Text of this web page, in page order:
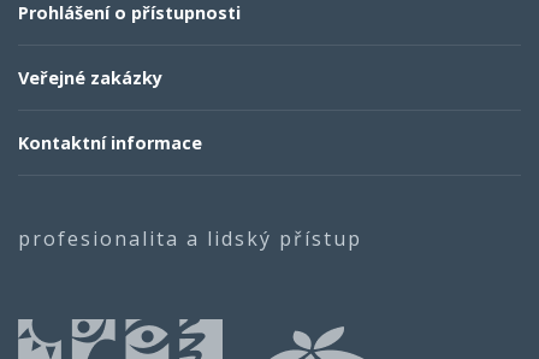
Prohlášení o přístupnosti
Veřejné zakázky
Kontaktní informace
profesionalita a lidský přístup